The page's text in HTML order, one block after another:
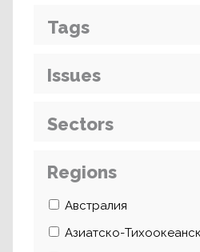
Tags
Issues
Sectors
Regions
Австралия
Азиатско-